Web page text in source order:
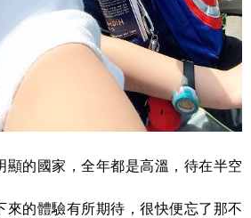
顯的國家，全年都是高溫，待在半空
來的體驗有所期待，很快便忘了那不